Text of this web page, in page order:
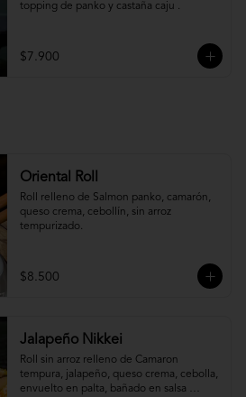
topping de panko y castaña caju .
$7.900
Oriental Roll
Roll relleno de Salmon panko, camarón,
queso crema, cebollín, sin arroz
tempurizado.
$8.500
Jalapeño Nikkei
Roll sin arroz relleno de Camaron
tempura, jalapeño, queso crema, cebolla,
envuelto en palta, bañado en salsa